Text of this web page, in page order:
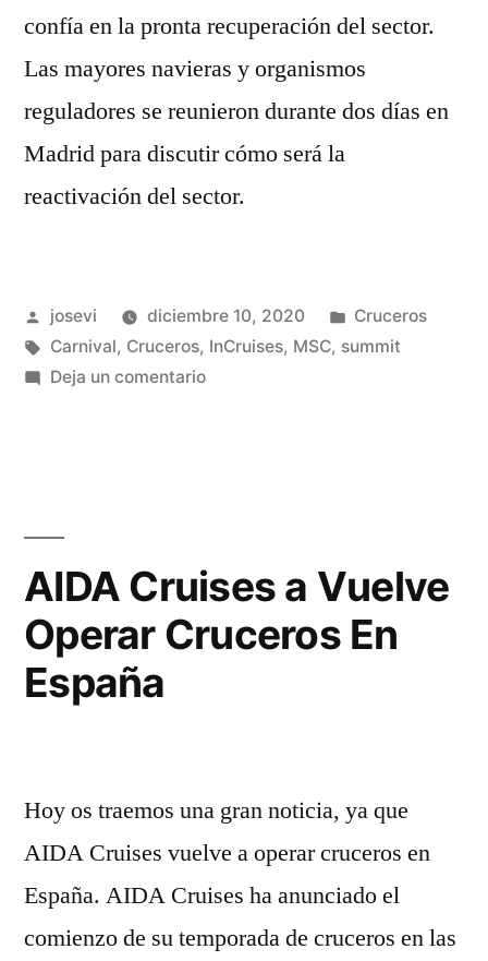
confía en la pronta recuperación del sector.
Las mayores navieras y organismos
reguladores se reunieron durante dos días en
Madrid para discutir cómo será la
reactivación del sector.
Publicado
por
josevi diciembre 10, 2020
Publicado
en
Cruceros
Etiquetas:
Carnival, Cruceros, InCruises, MSC, summit
Deja un comentarioen
2021
AIDA Cruises a Vuelve
Operar Cruceros En
España
Hoy os traemos una gran noticia, ya que
AIDA Cruises vuelve a operar cruceros en
España. AIDA Cruises ha anunciado el
comienzo de su temporada de cruceros en las